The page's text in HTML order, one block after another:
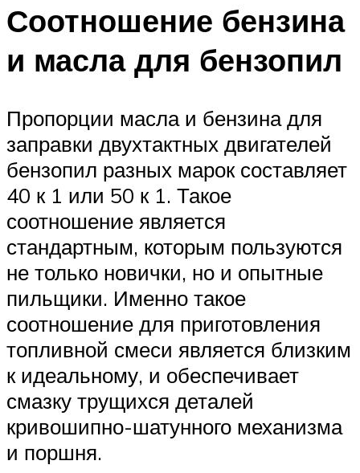
Соотношение бензина
и масла для бензопил
Пропорции масла и бензина для
заправки двухтактных двигателей
бензопил разных марок составляет
40 к 1 или 50 к 1. Такое
соотношение является
стандартным, которым пользуются
не только новички, но и опытные
пильщики. Именно такое
соотношение для приготовления
топливной смеси является близким
к идеальному, и обеспечивает
смазку трущихся деталей
кривошипно-шатунного механизма
и поршня.